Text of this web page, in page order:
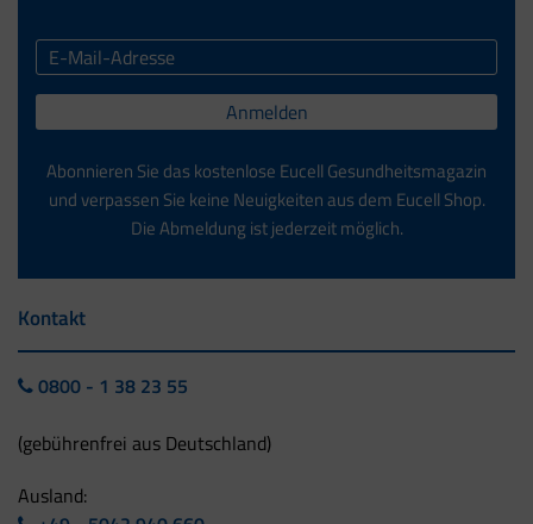
Anmelden
Abonnieren Sie das kostenlose Eucell Gesundheitsmagazin
und verpassen Sie keine Neuigkeiten aus dem Eucell Shop.
Die Abmeldung ist jederzeit möglich.
Kontakt
0800 - 1 38 23 55
(gebührenfrei aus Deutschland)
Ausland: